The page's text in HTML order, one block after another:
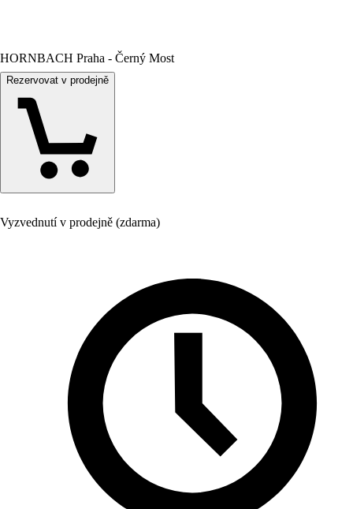
HORNBACH Praha - Černý Most
Rezervovat v prodejně
Vyzvednutí v prodejně (zdarma)